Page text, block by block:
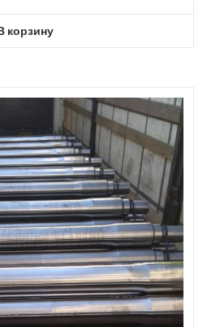
корзину